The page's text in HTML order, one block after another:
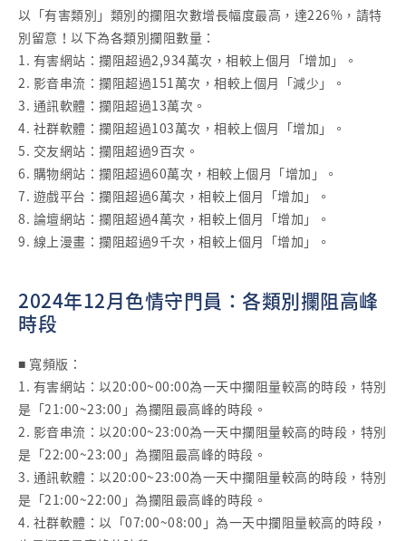
以「有害類別」類別的攔阻次數增長幅度最高，達226%，請特
別留意！以下為各類別攔阻數量：
1. 有害網站：攔阻超過2,934萬次，相較上個月「增加」。
2. 影音串流：攔阻超過151萬次，相較上個月「減少」。
3. 通訊軟體：攔阻超過13萬次。
4. 社群軟體：攔阻超過103萬次，相較上個月「增加」。
5. 交友網站：攔阻超過9百次。
6. 購物網站：攔阻超過60萬次，相較上個月「增加」。
7. 遊戲平台：攔阻超過6萬次，相較上個月「增加」。
8. 論壇網站：攔阻超過4萬次，相較上個月「增加」。
9. 線上漫畫：攔阻超過9千次，相較上個月「增加」。
2024年12月色情守門員：各類別攔阻高峰
時段
■ 寬頻版：
1. 有害網站：以20:00~00:00為一天中攔阻量較高的時段，特別
是「21:00~23:00」為攔阻最高峰的時段。
2. 影音串流：以20:00~23:00為一天中攔阻量較高的時段，特別
是「22:00~23:00」為攔阻最高峰的時段。
3. 通訊軟體：以20:00~23:00為一天中攔阻量較高的時段，特別
是「21:00~22:00」為攔阻最高峰的時段。
4. 社群軟體：以「07:00~08:00」為一天中攔阻量較高的時段，